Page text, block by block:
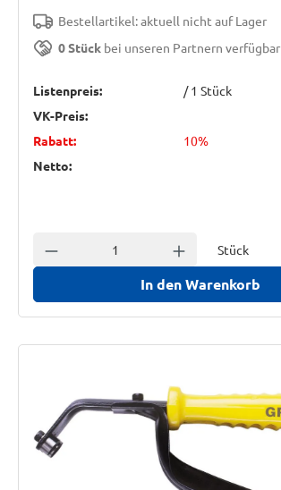
Bestellartikel: aktuell nicht auf Lager
0 Stück bei unseren Partnern verfügbar
Listenpreis: / 1 Stück
VK-Preis:
Rabatt:
10%
Netto:
Anzahl verringern Anzahl erhöhen
In den Warenkorb